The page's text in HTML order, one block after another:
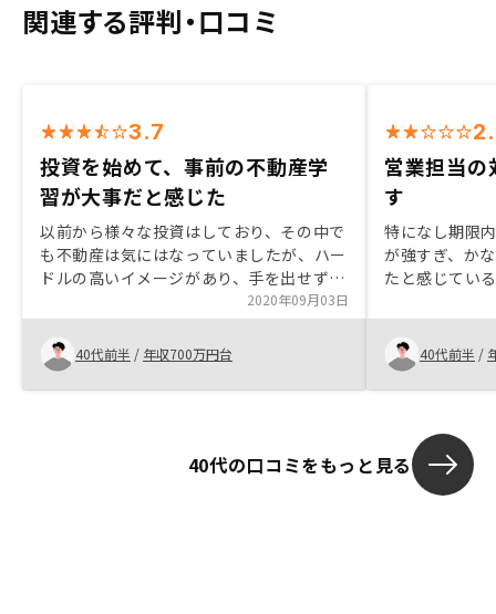
関連する評判・口コミ
3.7
投資を始めて、事前の不動産学
習が大事だと感じた
以前から様々な投資はしており、その中で
も不動産は気にはなっていましたが、ハー
ドルの高いイメージがあり、手を出せずに
いました。ただ、節税対策をしたいという
思いがあった為、昨年から不動産投資の学
習を始めました。その頃丁度良くRENOSY
さんを知り、面談をさせていただきまし
た。面談ではメリットを説明頂き、購入の
行い自分の条件に合うものが見つかりまし
2020年09月03日
40代前半 / 年収700万円台
営業担当の
す
特になし期限
が強すぎ、か
たと感じてい
を受けられず
た。 また、
利が適用され
ず、時間がな
を頂き、至急
で対応できた
当の方が何も
40代前半 /
40代の口コミをもっと見る